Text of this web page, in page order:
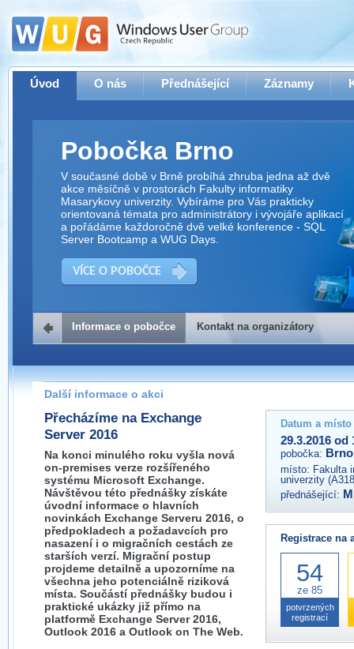
Úvod O nás Přednášející Záznamy
Pobočka Brno
V současné době v Brně probíhá zhruba jedna až dvě
akce měsíčně v prostorách Fakulty informatiky
Masarykovy univerzity. Vybíráme pro Vás prakticky
orientovaná témata pro administrátory i vývojáře aplikací
a pořádáme každoročně dvě velké konference - SQL
Server Bootcamp a WUG Days.
VÍCE O POBOČCE
Kontakt na organizátory
Pokud máte jakýkoliv dotaz na organizátory této akce,
prosím neváhejte nás kontaktovat na e-mailu:
brno@wug.cz
Informace o pobočce Kontakt na organizátory
Další informace o akci
Přecházíme na Exchange
Server 2016
Na konci minulého roku vyšla nová
on-premises verze rozšířeného
systému Microsoft Exchange.
Návštěvou této přednášky získáte
úvodní informace o hlavních
novinkách Exchange Serveru 2016, o
předpokladech a požadavcích pro
nasazení i o migračních cestách ze
starších verzí. Migrační postup
projdeme detailně a upozorníme na
všechna jeho potenciálně riziková
místa. Součástí přednášky budou i
praktické ukázky již přímo na
platformě Exchange Server 2016,
Outlook 2016 a Outlook on The Web.
Datum a
29.3.2016 od
pobočka: Brno
místo: Fakulta
univerzity
přednášející:
Registrace na
54
ze 85
potvrzených
registrací